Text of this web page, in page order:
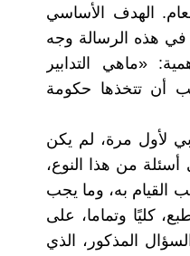
الهدف الأساسي
في هذه الرسالة وجه
«ماهي التدابير
أن تتخذها حكومة
لأول مرة، لم يكن
من هذا النوع،
القيام به، وما يجب
كليًا وتماما، على
المذكور، الذي